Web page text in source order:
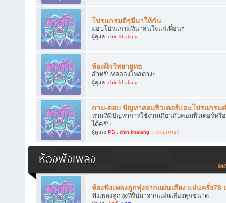
โปรแกรมดีๆมีมาให้กัน
มอบโปรแกรมที่น่าสนใจแก่เพื่อนๆ
ผู้ดูแล: chin khalang
ห้องฝึกวิทยายุทธ
สำหรับทดลองโพสต่างๆ
ผู้ดูแล: chin khalang
ถาม-ตอบ ปัญหาคอมพิวเตอร์และโปรแกรม
ท่านที่มีปัญหาการใช้งานเกี่ยวกับคอมพิวเตอร์ห
ได้ครับ
ผู้ดูแล: PSI, chin khalang, เก่งจอมทอง
ห้องฟังเพลง
ห้องฟังเพลงลูกทุ่งจากแผ่นเสียง แผ่นครั่ง78
ฟังเพลงลูกทุ่งที่ริปมาจากแผ่นเสียงทุกขนาด